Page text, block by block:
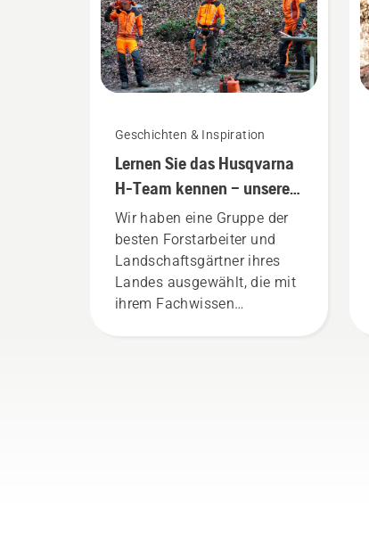
Geschichten & Inspiration
Lernen Sie das Husqvarna
H-Team kennen – unsere
anspruchsvollsten
Benutzer
Wir haben eine Gruppe der
besten Forstarbeiter und
Landschaftsgärtner ihres
Landes ausgewählt, die mit
ihrem Fachwissen